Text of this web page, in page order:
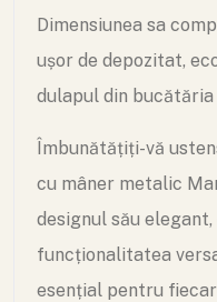
Dimensiunea sa
ușor de depozitat,
dulapul din bucătăria
Îmbunătățiți-vă
cu mâner metalic
designul său
funcționalitatea
esențial pentru